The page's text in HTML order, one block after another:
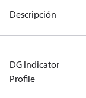
Descripción
DG Indicator
Profile